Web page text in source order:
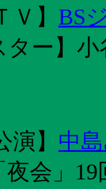
Ｖ 】 BS
ター】
演 】 中
会」